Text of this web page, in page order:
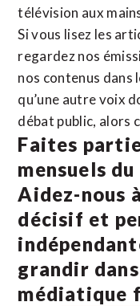
télévision aux
Si vous lisez les
regardez nos
nos contenus dans
qu’une autre voix
débat public, alors
Faites
mensuels
Aidez-nous
décisif et
grandir
médiatique